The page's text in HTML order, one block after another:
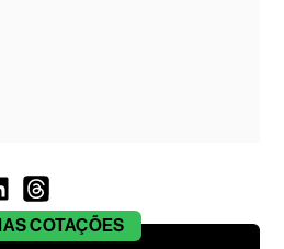
COTAÇÕES